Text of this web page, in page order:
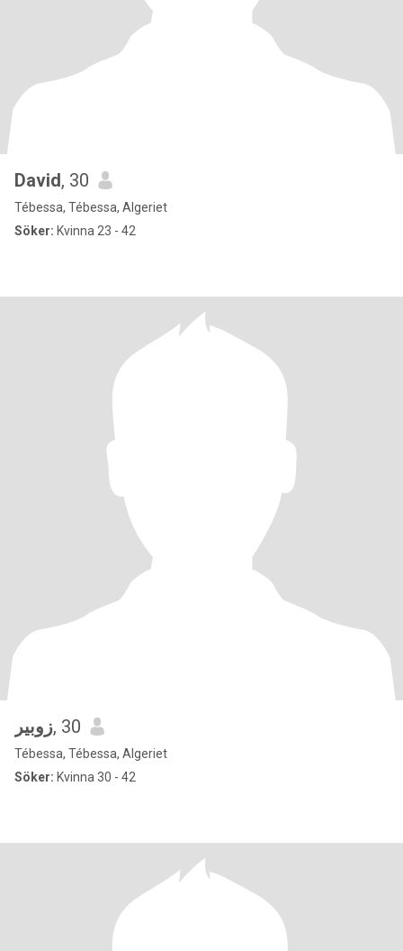
David, 30
Tébessa, Tébessa, Algeriet
Söker: Kvinna 23 - 42
زوبير, 30
Tébessa, Tébessa, Algeriet
Söker: Kvinna 30 - 42